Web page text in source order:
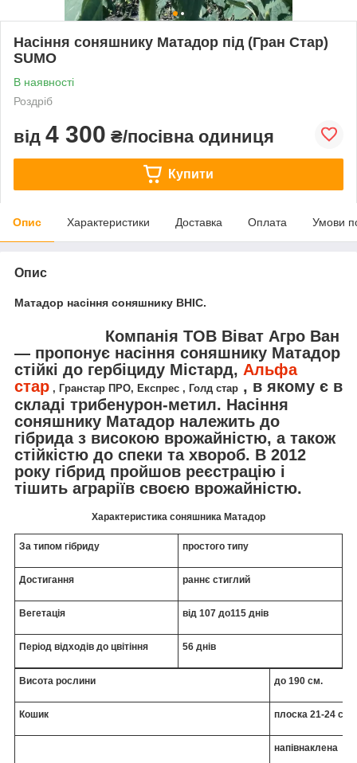
Насіння соняшнику Матадор під (Гран Стар)
SUMO
В наявності
Роздріб
від 4 300 ₴/посівна одиниця
Купити
Опис Характеристики Доставка Оплата Умови
Опис
Матадор насіння соняшнику ВНІС.
Компанія ТОВ Віват Агро Ван
— пропонує насіння соняшнику Матадор
стійкі до гербіциду Містард, Альфа
стар , Гранстар ПРО, Експрес , Голд стар , в якому є в
складі трибенурон-метил. Насіння
соняшнику Матадор належить до
гібрида з високою врожайністю, а також
стійкістю до спеки та хвороб. В 2012
року гібрид пройшов реєстрацію і
тішить аграріїв своєю врожайністю.
Характеристика соняшника Матадор
За типом гібриду простого типу
Достигання раннє стиглий
Вегетація від 107 до115 днів
Період відходів до цвітіння 56 днів
Висота рослини до 190 см.
Кошик плоска 21-24 см
напівнаклена